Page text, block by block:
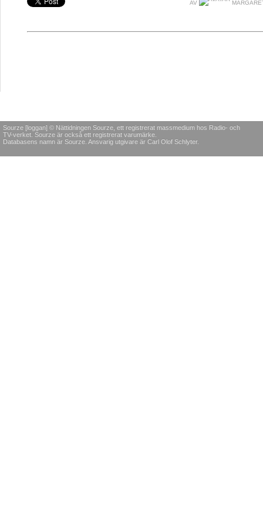
AV
Sourze [loggan] © Nättidningen Sourze, ett registrerat massmedium hos Radio- och
TV-verket. Sourze är också ett registrerat varumärke.
Databasens namn är Sourze. Ansvarig utgivare är Carl Olof Schlyter.